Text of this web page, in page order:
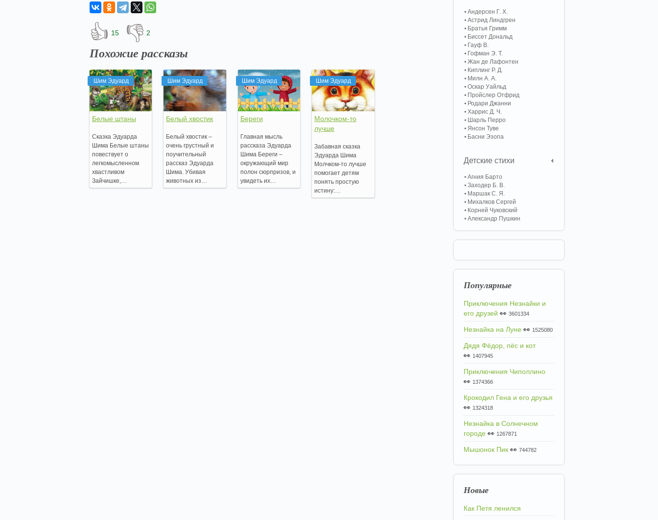
👍 15 👎 2
Похожие рассказы
Шим Эдуард
Белые штаны
Сказка Эдуарда
Шима Белые штаны
повествует о
легкомысленном
хвастливом
Зайчишке,…
Шим Эдуард
Белый хвостик
Белый хвостик –
очень грустный и
поучительный
рассказ Эдуарда
Шима. Убивая
животных из…
Шим Эдуард
Береги
Главная мысль
рассказа Эдуарда
Шима Береги –
окружающий мир
полон сюрпризов, и
увидеть их…
Шим Эдуард
Молочком-то
лучше
Забавная сказка
Эдуарда Шима
Молчком-то лучше
помогает детям
понять простую
истину:…
Андерсен Г. Х.
Астрид Линдгрен
Братья Гримм
Биссет Дональд
Гауф В.
Гофман Э. Т.
Жан де Лафонтен
Киплинг Р. Д.
Милн А. А.
Оскар Уайльд
Пройслер Отфрид
Родари Джанни
Харрис Д. Ч.
Шарль Перро
Янсон Туве
Басни Эзопа
Детские стихи
Агния Барто
Заходер Б. В.
Маршак С. Я.
Михалков Сергей
Корней Чуковский
Александр Пушкин
Популярные
Приключения Незнайки и
его друзей 👀 3601334
Незнайка на Луне 👀 1525080
Дядя Фёдор, пёс и кот
👀 1407945
Приключения Чиполлино
👀 1374366
Крокодил Гена и его друзья
👀 1324318
Незнайка в Солнечном
городе 👀 1267871
Мышонок Пик 👀 744782
Новые
Как Петя ленился